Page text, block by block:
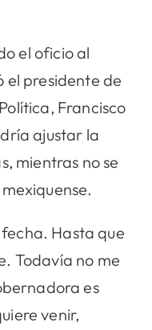
el oficio al
el presidente de
Francisco
ajustar la
mientras no se
Hasta que
Todavía no me
es
venir,